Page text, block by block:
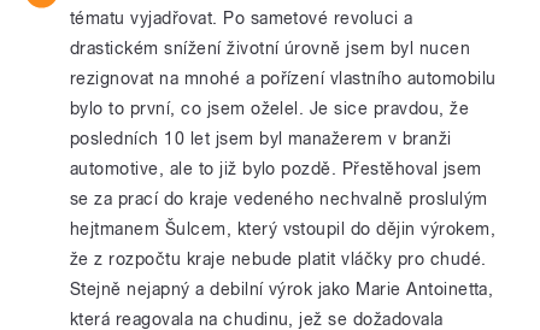
tématu vyjadřovat. Po sametové revoluci a
drastickém snížení životní úrovně jsem byl nucen
rezignovat na mnohé a pořízení vlastního automobilu
bylo to první, co jsem oželel. Je sice pravdou, že
posledních 10 let jsem byl manažerem v branži
automotive, ale to již bylo pozdě. Přestěhoval jsem
se za prací do kraje vedeného nechvalně proslulým
hejtmanem Šulcem, který vstoupil do dějin výrokem,
že z rozpočtu kraje nebude platit vláčky pro chudé.
Stejně nejapný a debilní výrok jako Marie Antoinetta,
která reagovala na chudinu, jež se dožadovala